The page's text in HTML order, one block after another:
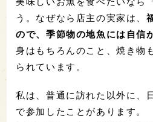
う。なぜなら店主の実家は、
ので、季節物の地魚には自信
身はもちろんのこと、焼き物
られています。
私は、普通に訪れた以外に、
で参加したことがあります。